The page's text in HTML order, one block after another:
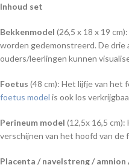
Inhoud set
Bekkenmodel (26,5 x 18 x 19
worden gedemonstreerd. De drie
ouders/leerlingen kunnen
Foetus (48 cm): Het lijfje van het
foetus model is ook los
Perineum model (12,5x 16,5
verschijnen van het hoofd van
Placenta / navelstreng /